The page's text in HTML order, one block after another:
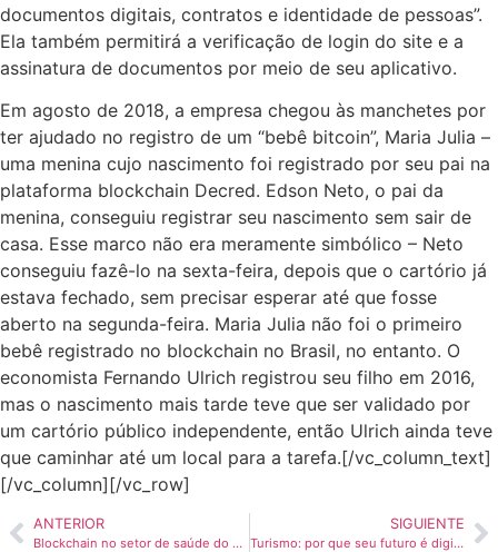
documentos digitais, contratos e identidade de pessoas”.
Ela também permitirá a verificação de login do site e a
assinatura de documentos por meio de seu aplicativo.
Em agosto de 2018, a empresa chegou às manchetes por
ter ajudado no registro de um “bebê bitcoin”, Maria Julia –
uma menina cujo nascimento foi registrado por seu pai na
plataforma blockchain Decred. Edson Neto, o pai da
menina, conseguiu registrar seu nascimento sem sair de
casa. Esse marco não era meramente simbólico – Neto
conseguiu fazê-lo na sexta-feira, depois que o cartório já
estava fechado, sem precisar esperar até que fosse
aberto na segunda-feira. Maria Julia não foi o primeiro
bebê registrado no blockchain no Brasil, no entanto. O
economista Fernando Ulrich registrou seu filho em 2016,
mas o nascimento mais tarde teve que ser validado por
um cartório público independente, então Ulrich ainda teve
que caminhar até um local para a tarefa.[/vc_column_text]
[/vc_column][/vc_row]
ANTERIOR
Blockchain no setor de saúde do Brasil – ainda em sua infância, mas muito saudável
SIGUIENTE
Turismo: por que seu futuro é digital?